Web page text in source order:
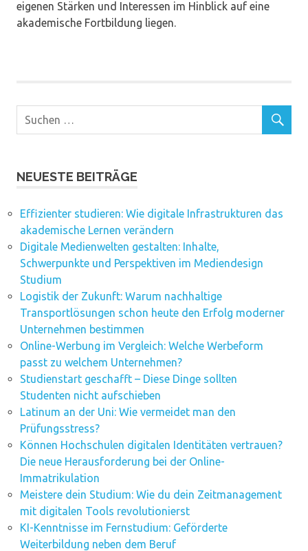
eigenen Stärken und Interessen im Hinblick auf eine
akademische Fortbildung liegen.
NEUESTE BEITRÄGE
Effizienter studieren: Wie digitale Infrastrukturen das
akademische Lernen verändern
Digitale Medienwelten gestalten: Inhalte,
Schwerpunkte und Perspektiven im Mediendesign
Studium
Logistik der Zukunft: Warum nachhaltige
Transportlösungen schon heute den Erfolg moderner
Unternehmen bestimmen
Online-Werbung im Vergleich: Welche Werbeform
passt zu welchem Unternehmen?
Studienstart geschafft – Diese Dinge sollten
Studenten nicht aufschieben
Latinum an der Uni: Wie vermeidet man den
Prüfungsstress?
Können Hochschulen digitalen Identitäten vertrauen?
Die neue Herausforderung bei der Online-
Immatrikulation
Meistere dein Studium: Wie du dein Zeitmanagement
mit digitalen Tools revolutionierst
KI-Kenntnisse im Fernstudium: Geförderte
Weiterbildung neben dem Beruf